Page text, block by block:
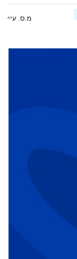
מ.ס.